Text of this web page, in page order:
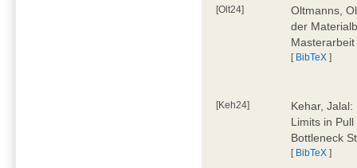
[Olt24]
Oltmanns,
der
[ BibTeX ]
[Keh24]
Kehar,
Limits in
Bottleneck
[ BibTeX ]